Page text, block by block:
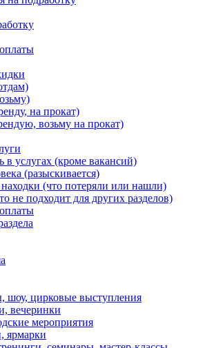
на прокат)
возьму на прокат)
в услугах (кроме вакансий)
(разыскивается)
(что потеряли или нашли)
не подходит для других разделов)
шоу, цирковые выступления
вечеринки
мероприятия
ярмарки